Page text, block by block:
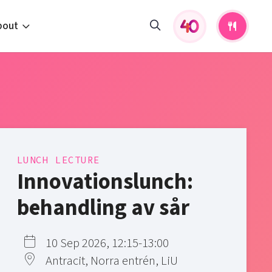
LUNCH LECTURE
Innovationslunch:
behandling av sår
10 Sep 2026, 12:15-13:00
Antracit, Norra entrén, LiU